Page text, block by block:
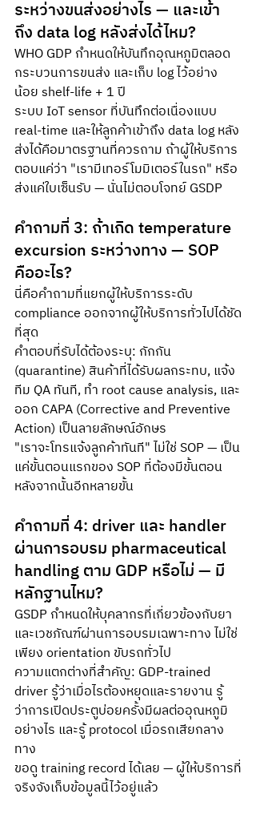
ระหว่างขนส่งอย่างไร — และเข้า
ถึง data log หลังส่งได้ไหม?
WHO GDP กำหนดให้บันทึกอุณหภูมิตลอด
กระบวนการขนส่ง และเก็บ log ไว้อย่าง
น้อย shelf-life + 1 ปี
ระบบ IoT sensor ที่บันทึกต่อเนื่องแบบ
real-time และให้ลูกค้าเข้าถึง data log หลัง
ส่งได้คือมาตรฐานที่ควรถาม ถ้าผู้ให้บริการ
ตอบแค่ว่า "เรามีเทอร์โมมิเตอร์ในรถ" หรือ
ส่งแค่ใบเซ็นรับ — นั่นไม่ตอบโจทย์ GSDP
คำถามที่ 3: ถ้าเกิด temperature
excursion ระหว่างทาง — SOP
คืออะไร?
นี่คือคำถามที่แยกผู้ให้บริการระดับ
compliance ออกจากผู้ให้บริการทั่วไปได้ชัด
ที่สุด
คำตอบที่รับได้ต้องระบุ: กักกัน
(quarantine) สินค้าที่ได้รับผลกระทบ, แจ้ง
ทีม QA ทันที, ทำ root cause analysis, และ
ออก CAPA (Corrective and Preventive
Action) เป็นลายลักษณ์อักษร
"เราจะโทรแจ้งลูกค้าทันที" ไม่ใช่ SOP — เป็น
แค่ขั้นตอนแรกของ SOP ที่ต้องมีขั้นตอน
หลังจากนั้นอีกหลายขั้น
คำถามที่ 4: driver และ handler
ผ่านการอบรม pharmaceutical
handling ตาม GDP หรือไม่ — มี
หลักฐานไหม?
GSDP กำหนดให้บุคลากรที่เกี่ยวข้องกับยา
และเวชภัณฑ์ผ่านการอบรมเฉพาะทาง ไม่ใช่
เพียง orientation ขับรถทั่วไป
ความแตกต่างที่สำคัญ: GDP-trained
driver รู้ว่าเมื่อไรต้องหยุดและรายงาน รู้
ว่าการเปิดประตูบ่อยครั้งมีผลต่ออุณหภูมิ
อย่างไร และรู้ protocol เมื่อรถเสียกลาง
ทาง
ขอดู training record ได้เลย — ผู้ให้บริการที่
จริงจังเก็บข้อมูลนี้ไว้อยู่แล้ว